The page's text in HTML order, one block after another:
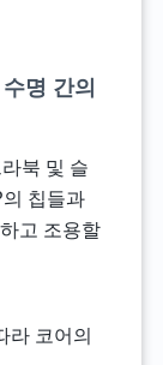
명 간의
북 및 슬
칩들과
고 조용할
라 코어의